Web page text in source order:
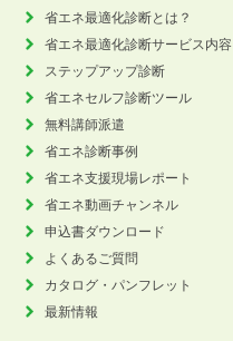
省エネ最適化診断とは？
省エネ最適化診断サービス内容
ステップアップ診断
省エネセルフ診断ツール
無料講師派遣
省エネ診断事例
省エネ支援現場レポート
省エネ動画チャンネル
申込書ダウンロード
よくあるご質問
カタログ・パンフレット
最新情報